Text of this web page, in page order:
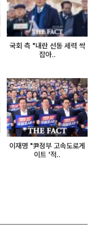
국회 측 "내란 선동 세력 싹
잡아..
이재명 "尹정부 고속도로게
이트 '적..